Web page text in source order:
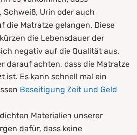
Schweiß, Urin oder auch
die Matratze gelangen. Diese
die Lebensdauer der
negativ auf die Qualität aus.
darauf achten, dass die Matratze
ist. Es kann schnell mal ein
Beseitigung Zeit und Geld
Materialien unserer
dafür, dass keine